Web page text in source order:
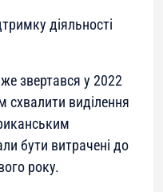
діяльності
звертався у 2022
схвалити виділення
бути витрачені до
року.